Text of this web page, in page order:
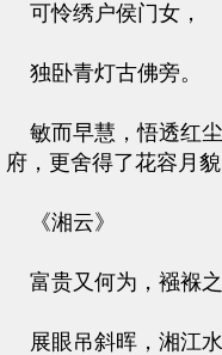
可怜绣户侯门女，
独卧青灯古佛旁。
敏而早慧，悟透红
府，更舍得了花容月
《湘云》
富贵又何为，襁褓之
展眼吊斜晖，湘江水